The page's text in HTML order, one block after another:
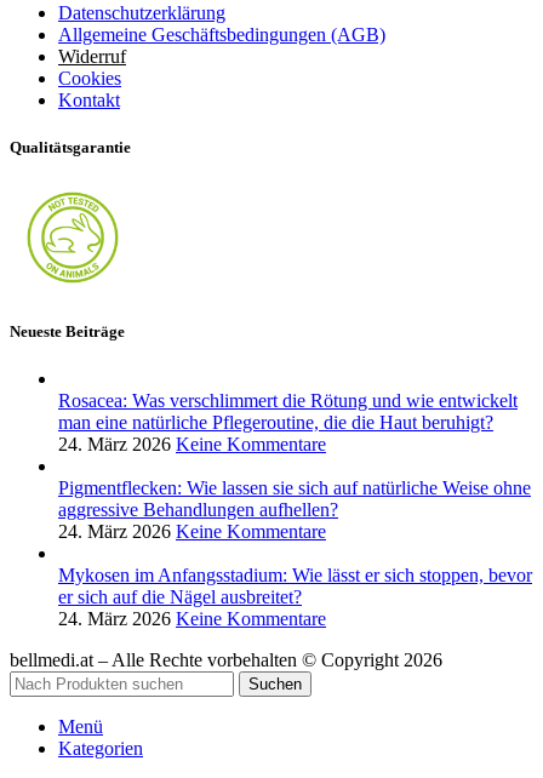
Datenschutzerklärung
Allgemeine Geschäftsbedingungen (AGB)
Widerruf
Cookies
Kontakt
Qualitätsgarantie
Neueste Beiträge
Rosacea: Was verschlimmert die Rötung und wie entwickelt
man eine natürliche Pflegeroutine, die die Haut beruhigt?
24. März 2026 Keine Kommentare
Pigmentflecken: Wie lassen sie sich auf natürliche Weise ohne
aggressive Behandlungen aufhellen?
24. März 2026 Keine Kommentare
Mykosen im Anfangsstadium: Wie lässt er sich stoppen, bevor
er sich auf die Nägel ausbreitet?
24. März 2026 Keine Kommentare
bellmedi.at – Alle Rechte vorbehalten © Copyright 2026
Suchen
Menü
Kategorien